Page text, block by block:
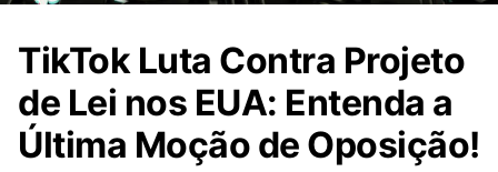
TikTok Luta Contra Projeto
de Lei nos EUA: Entenda a
Última Moção de Oposição!